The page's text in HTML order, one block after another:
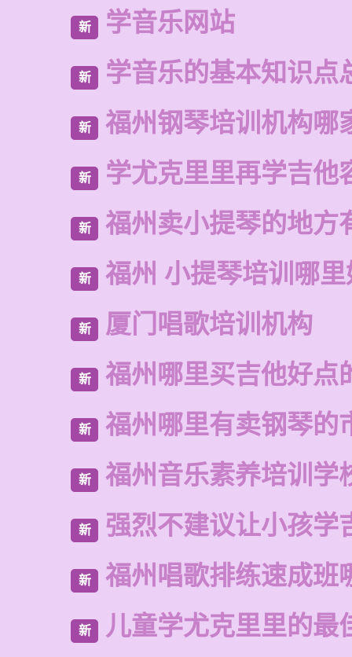
新 学音乐网站
新 学音乐的基本知识点
新 福州钢琴培训机构哪
新 学尤克里里再学吉他
新 福州卖小提琴的地方
新 福州 小提琴培训哪里
新 厦门唱歌培训机构
新 福州哪里买吉他好点
新 福州哪里有卖钢琴的
新 福州音乐素养培训学
新 强烈不建议让小孩学
新 福州唱歌排练速成班
新 儿童学尤克里里的最